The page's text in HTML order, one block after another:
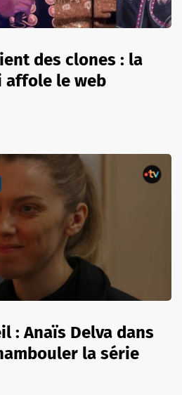
des clones : la
le web
: Anaïs Delva dans
la série